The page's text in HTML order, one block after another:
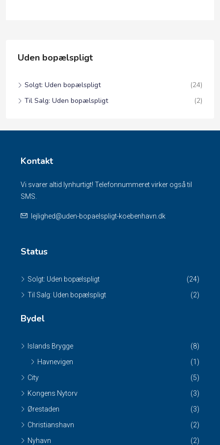
Uden bopælspligt
Solgt: Uden bopælspligt
(24)
Til Salg: Uden bopælspligt
(2)
Kontakt
Vi svarer altid lynhurtigt! Telefonnummeret virker også til
SMS.
lejlighed@uden-bopaelspligt-koebenhavn.dk
Status
Solgt: Uden bopælspligt
(24)
Til Salg: Uden bopælspligt
(2)
Bydel
Islands Brygge
(8)
Havnevigen
(1)
City
(5)
Kongens Nytorv
(3)
Ørestaden
(3)
Christianshavn
(2)
Nyhavn
(2)